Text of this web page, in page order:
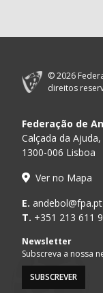
© 2026
direitos
Federação de
Calçada da
1300-006 Lisboa
Ver no Mapa
E. andebol@fpa.pt
T. +351 213 611
Newsletter
Subscreva a nossa
SUBSCREVER